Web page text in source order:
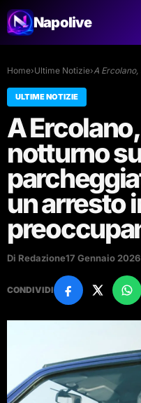
Napolive
Home›Ultime Notizie›A
ULTIME NOTIZIE
A
notturno
un arresto
Di Redazione17 Gennaio
CONDIVIDI